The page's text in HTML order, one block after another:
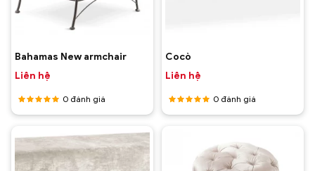
Bahamas New armchair
Liên hệ
Được
55 sao
0 đánh giá
Cocò
Liên hệ
Được
0 đánh giá